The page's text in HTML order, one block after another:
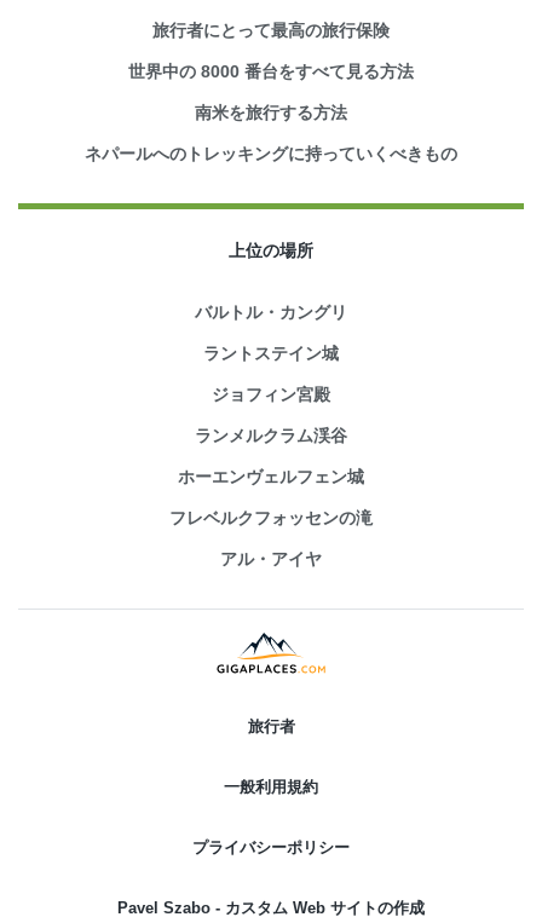
旅行者にとって最高の旅行保険
世界中の 8000 番台をすべて見る方法
南米を旅行する方法
ネパールへのトレッキングに持っていくべきもの
上位の場所
バルトル・カングリ
ラントステイン城
ジョフィン宮殿
ランメルクラム渓谷
ホーエンヴェルフェン城
フレベルクフォッセンの滝
アル・アイヤ
旅行者
一般利用規約
プライバシーポリシー
Pavel Szabo - カスタム Web サイトの作成